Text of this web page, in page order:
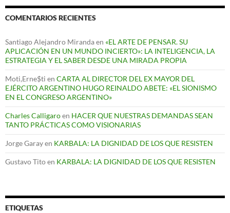
COMENTARIOS RECIENTES
Santiago Alejandro Mirandaen «EL ARTE DE PENSAR. SU
APLICACIÓN EN UN MUNDO INCIERTO»: LA INTELIGENCIA, LA
ESTRATEGIA Y EL SABER DESDE UNA MIRADA PROPIA
Moti,Erne$ti en CARTA AL DIRECTOR DEL EX MAYOR DEL
EJÉRCITO ARGENTINO HUGO REINALDO ABETE: «EL SIONISMO
EN EL CONGRESO ARGENTINO»
Charles Calligaroen HACER QUE NUESTRAS DEMANDAS SEAN
TANTO PRÁCTICAS COMO VISIONARIAS
Jorge Garayen KARBALA: LA DIGNIDAD DE LOS QUE RESISTEN
Gustavo Titoen KARBALA: LA DIGNIDAD DE LOS QUE RESISTEN
ETIQUETAS